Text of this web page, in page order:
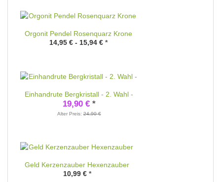
Orgonit Pendel Rosenquarz Krone
14,95 € - 15,94 € *
Einhandrute Bergkristall - 2. Wahl -
19,90 € *
Alter Preis:24,90 €
Geld Kerzenzauber Hexenzauber
10,99 € *